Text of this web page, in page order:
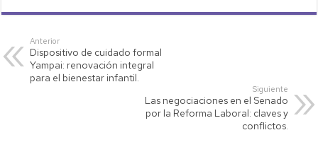
at
s
A
p
tt p
Li
nk
ail m
ar
Anterior
Dispositivo de cuidado formal
Yampai: renovación integral
para el bienestar infantil.
Siguiente
Las negociaciones en el Senado
por la Reforma Laboral: claves y
conflictos.